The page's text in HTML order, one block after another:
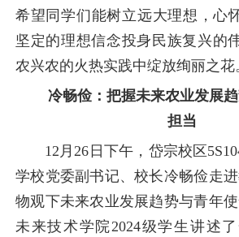
希望同学们能树立远大理想，心
坚定的理想信念投身民族复兴的
农兴农的火热实践中绽放绚丽之花
冷畅俭：把握未来农业发展
担当
12月26日下午，岱宗校区
学校党委副书记、校长冷畅俭走
物观下未来农业发展趋势与青年
未来技术学院2024级学生讲述